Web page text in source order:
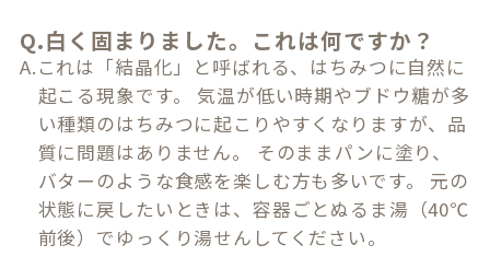
Q.白く固まりました。これは何ですか？
A.これは「結晶化」と呼ばれる、はちみつに自然に
起こる現象です。 気温が低い時期やブドウ糖が多
い種類のはちみつに起こりやすくなりますが、品
質に問題はありません。 そのままパンに塗り、
バターのような食感を楽しむ方も多いです。 元の
状態に戻したいときは、容器ごとぬるま湯（40℃
前後）でゆっくり湯せんしてください。